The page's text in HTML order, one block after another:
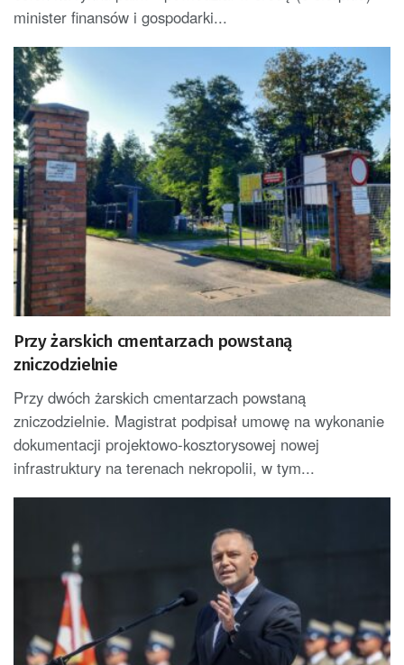
minister finansów i gospodarki...
Przy żarskich cmentarzach powstaną
zniczodzielnie
Przy dwóch żarskich cmentarzach powstaną
zniczodzielnie. Magistrat podpisał umowę na wykonanie
dokumentacji projektowo-kosztorysowej nowej
infrastruktury na terenach nekropolii, w tym...